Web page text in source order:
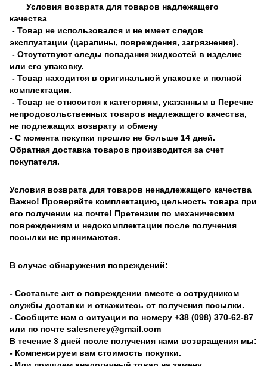
Условия возврата для товаров надлежащего
качества
- Товар не использовался и не имеет следов
эксплуатации (царапины, повреждения, загрязнения).
- Отсутствуют следы попадания жидкостей в изделие
или его упаковку.
- Товар находится в оригинальной упаковке и полной
комплектации.
- Товар не относится к категориям, указанным в Перечне
непродовольственных товаров надлежащего качества,
не подлежащих возврату и обмену
- С момента покупки прошло не больше 14 дней.
Обратная доставка товаров производится за счет
покупателя.
Условия возврата для товаров ненадлежащего качества
Важно! Проверяйте комплектацию, цельность товара при
его получении на почте! Претензии по механическим
повреждениям и недокомплектации после получения
посылки не принимаются.
В случае обнаружения повреждений:
- Составьте акт о повреждении вместе с сотрудником
службы доставки и откажитесь от получения посылки.
- Сообщите нам о ситуации по номеру +38 (098) 370-62-87
или по почте salesnerey@gmail.com
В течение 3 дней после получения нами возвращения мы:
- Компенсируем вам стоимость покупки.